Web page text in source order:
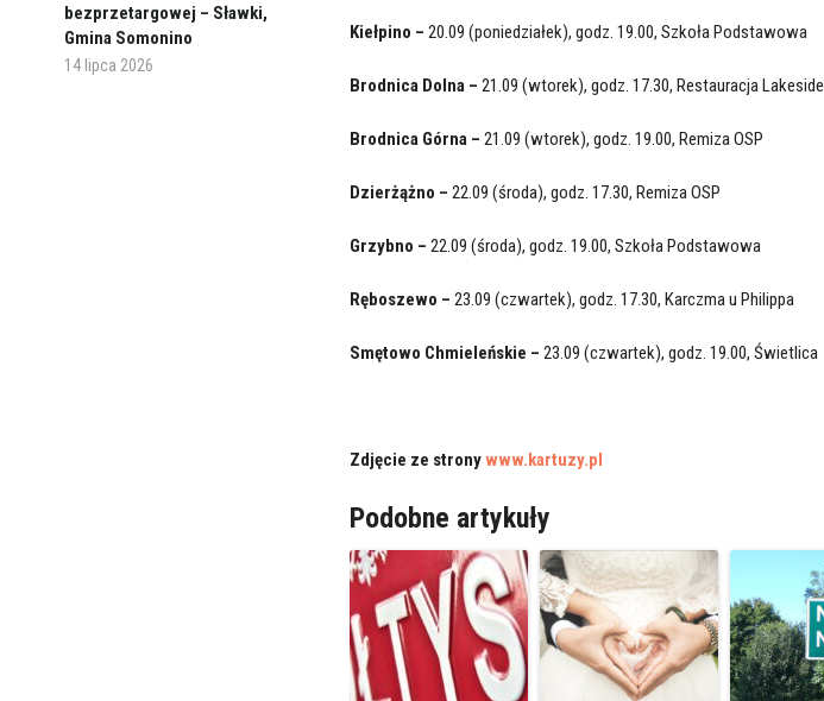
bezprzetargowej – Sławki,
Gmina Somonino
14 lipca 2026
Kiełpino – 20.09 (poniedziałek), godz. 19.00, Szkoła Podstawowa
Brodnica Dolna – 21.09 (wtorek), godz. 17.30, Restauracja Lakeside
Brodnica Górna – 21.09 (wtorek), godz. 19.00, Remiza OSP
Dzierżążno – 22.09 (środa), godz. 17.30, Remiza OSP
Grzybno – 22.09 (środa), godz. 19.00, Szkoła Podstawowa
Ręboszewo – 23.09 (czwartek), godz. 17.30, Karczma u Philippa
Smętowo Chmieleńskie – 23.09 (czwartek), godz. 19.00, Świetlica
Zdjęcie ze stronywww.kartuzy.pl
Podobne artykuły